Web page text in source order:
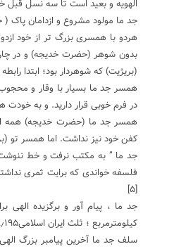
الهویه و بعید است تا سه نسل قبل
جد ما مولود مشروع و ازدامان پاک
هردو با همسری بزرگ تر از خود
(بریژیت) که شوهردار بود؛ ابتدا
همسر جد ما بسیار با وقار و
در فرم خوبی قرار دارید. و به
همسر جد ما (حضرت خدیجه) همه
کفن خود نیز نداشت. اما همسر تو
فلسفه خواندی که برایت ثمری
[۵]
کیلومترمربع ؛ ثلث ایران اسلامی۱٫۶۴۸٫۱۹۵ کیلومترمربع بوده و حدودا به اندازه افغانستان .
سلف جد ما آخرین پیامبر بزرگ